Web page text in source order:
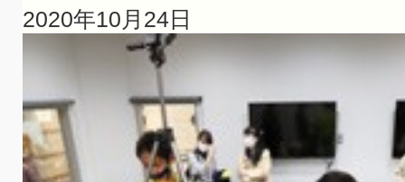
2020年10月24日